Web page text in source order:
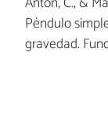
Péndulo
gravedad.